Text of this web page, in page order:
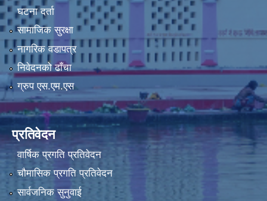
घटना दर्ता
सामाजिक सुरक्षा
नागरिक वडापत्र
निवेदनको ढाँचा
ग्रुप एस.एम.एस
प्रतिवेदन
वार्षिक प्रगति प्रतिवेदन
चौमासिक प्रगति प्रतिवेदन
सार्वजनिक सुनुवाई